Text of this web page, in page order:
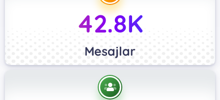
42.8K
Mesajlar